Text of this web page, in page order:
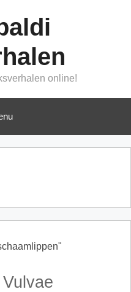
online!